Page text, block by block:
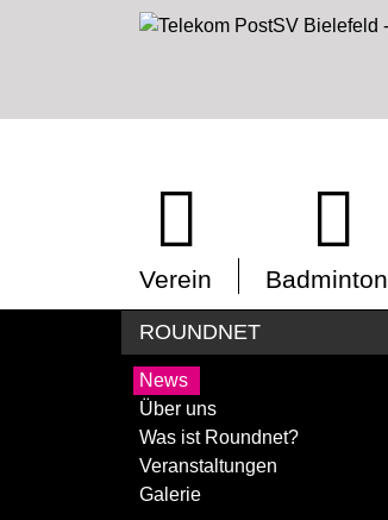
Verein Badminton
ROUNDNET
News
Über uns
Was ist Roundnet?
Veranstaltungen
Galerie